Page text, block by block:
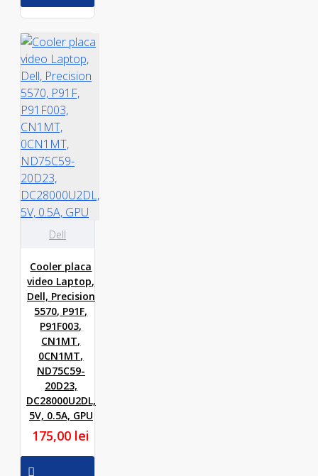
Dell
Cooler placa
video Laptop,
Dell, Precision
5570, P91F,
P91F003,
CN1MT,
0CN1MT,
ND75C59-
20D23,
DC28000U2DL,
5V, 0.5A, GPU
175,00 lei